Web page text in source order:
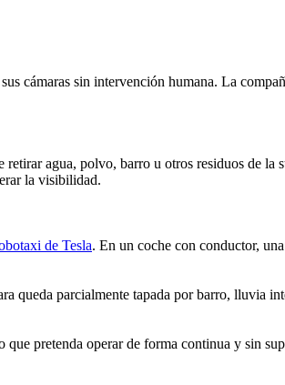
cámaras sin intervención humana. La
agua, polvo, barro u otros residuos de la
la visibilidad.
de Tesla. En un coche con conductor,
queda parcialmente tapada por barro, lluvia
pretenda operar de forma continua y sin